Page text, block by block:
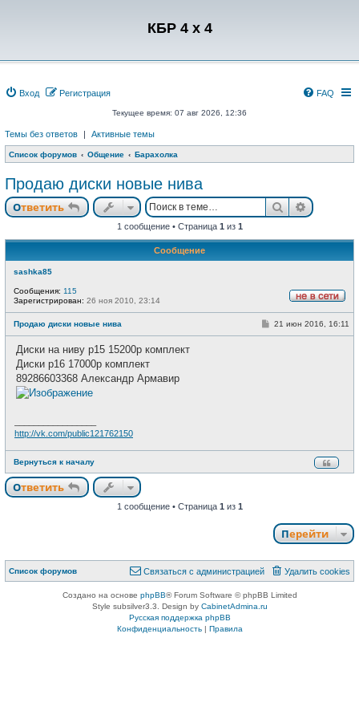
КБР 4 x 4
Вход Регистрация FAQ
Текущее время: 07 авг 2026, 12:36
Темы без ответов | Активные темы
Список форумов Общение Барахолка
Продаю диски новые нива
Ответить
Ответить Поиск
1 сообщение • Страница 1 из 1
Сообщение
sashka85
в
с
Сообщения: 115
Зарегистрирован: 26 ноя 2010, 23:14
Продаю диски новые нива
С21 июн 2016, 16:11
Диски на ниву р15 15200р комплект
Диски р16 17000р комплект
89286603368 Александр Армавир
http://vk.com/public121762150
Вернуться к началу
Ответить
Ответить
1 сообщение • Страница 1 из 1
Перейти
Список форумов Удалить cookies
Связаться с
Связаться с администрацией
Создано на основе phpBB® Forum Software © phpBB Limited
Style subsilver3.3. Design by CabinetAdmina.ru
Русская поддержка phpBB
Конфиденциальность| Правила